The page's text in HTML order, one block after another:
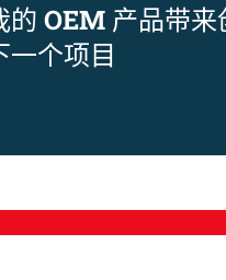
OEM 产品带来
个项目